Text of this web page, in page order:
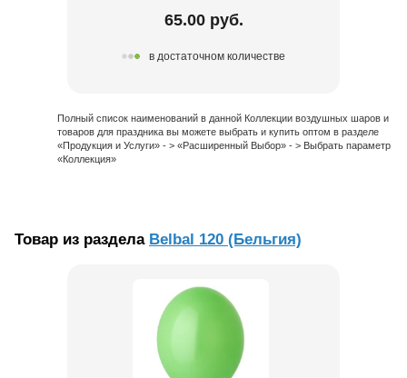
65.00 руб.
в достаточном количестве
Полный список наименований в данной Коллекции воздушных шаров и
товаров для праздника вы можете выбрать и купить оптом в разделе
«Продукция и Услуги» - > «Расширенный Выбор» - > Выбрать параметр
«Коллекция»
Товар из раздела Belbal 120 (Бельгия)